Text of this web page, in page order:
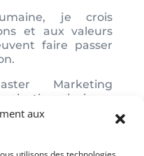
aux
je crois
et aux valeurs
faire passer
Marketing
ainsi que
marron de judo,
affûtées pour